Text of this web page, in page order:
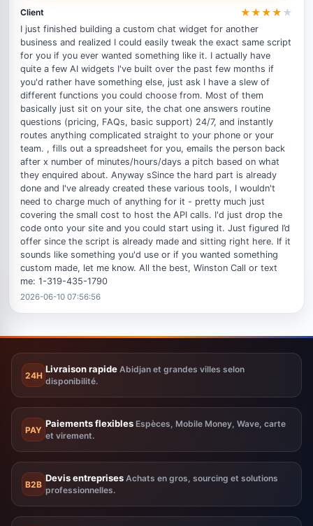
Client ★★★★ ★
I just finished building a custom chat widget for another
business and realized I could easily tweak the exact same script
for you if you ever wanted something like it. I actually have
quite a few AI widgets I've built over the past few months if
you'd rather have something else, just ask I have a slew of
different functions you could choose from. Most of them
basically just sit on your site, the chat one answers routine
questions (pricing, FAQs, basic support) 24/7, and instantly
routes anything complicated straight to your phone or your
team. , fills out a spreadsheet for you, emails the person back
after x number of minutes/hours/days a pitch based on what
they enquired about. Anyway sSince the hard part is already
done and I've already created these various tools, I wouldn't
need to charge much of anything for it - pretty much just
covering the small cost to host the API calls. I'd just drop the
code onto your site and you could start using it. Just figured I’d
offer since the script is already made and sitting right here. If it
sounds like something you'd use or if you wanted something
custom made, let me know. All the best, Winston Call or text
me: 1-319-435-1790
2026-06-10 07:56:56
24H
Livraison rapide Abidjan et grandes villes selon
disponibilité.
PAY
Paiements flexibles Espèces, Mobile Money, Wave, carte
et virement.
B2B
Devis entreprises Achats en gros, sourcing et solutions
professionnelles.